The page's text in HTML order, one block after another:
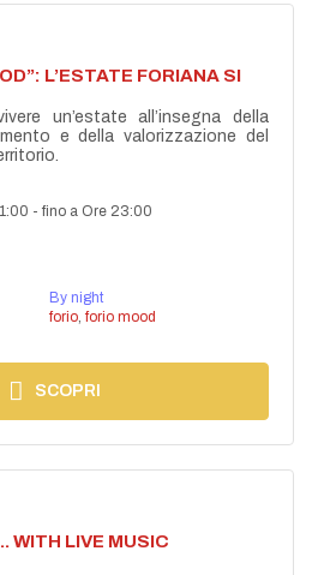
L’ESTATE FORIANA SI
un’estate all’insegna della
e della valorizzazione del
-fino a Ore 23:00
By night
forio, forio mood
SCOPRI
WITH LIVE MUSIC